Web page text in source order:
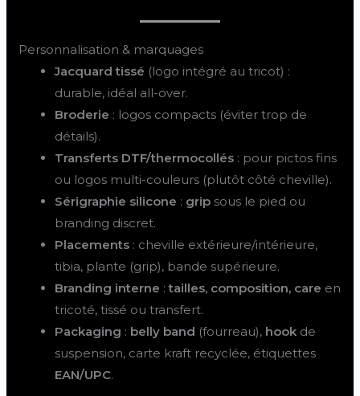
Personnalisation & marquages
Jacquard tissé (logo intégré au tricot) :
durable, idéal all-over.
Broderie : logos compacts (éviter trop de
détails).
Transferts DTF/thermocollés : pour pictos fins
ou logos multi-couleurs (plutôt côté cheville).
Sérigraphie silicone : grip sous le pied ou
branding discret.
Placements : cheville extérieure/intérieure,
tibia, plante (grip), bande supérieure.
Branding interne :tailles, composition, care en
tricoté, tissé ou transfert.
Packaging : belly band (fourreau), hook de
suspension, carte kraft recyclée, étiquettes
EAN/UPC.